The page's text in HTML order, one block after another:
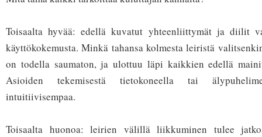
Toisaalta hyvää: edellä kuvatut yhteenliittymät ja diilit
käyttökokemusta. Minkä tahansa kolmesta leiristä
on todella saumaton, ja ulottuu läpi kaikkien edellä
Asioiden tekemisestä tietokoneella tai
intuitiivisempaa.
Toisaalta huonoa: leirien välillä liikkuminen tulee